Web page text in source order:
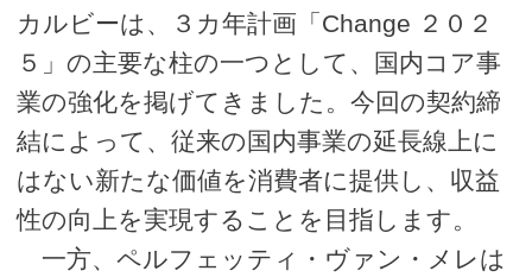
カルビーは、３カ年計画「Change ２０２
５」の主要な柱の一つとして、国内コア事
業の強化を掲げてきました。今回の契約締
結によって、従来の国内事業の延長線上に
はない新たな価値を消費者に提供し、収益
性の向上を実現することを目指します。
一方、ペルフェッティ・ヴァン・メレは